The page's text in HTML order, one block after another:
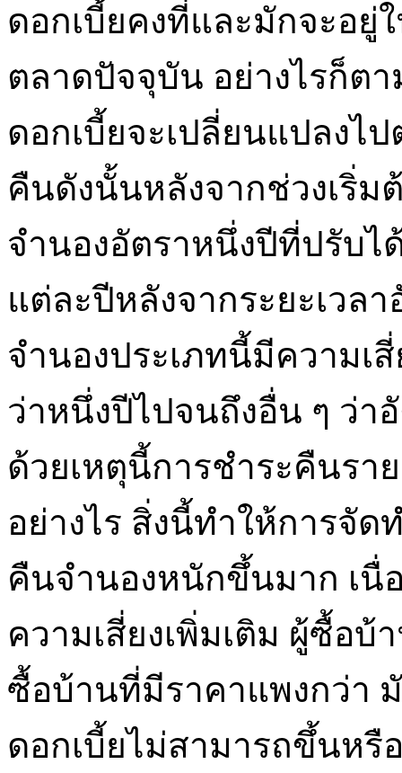
ดอกเบี้ยคงที่และมักจะอยู่
ตลาดปัจจุบัน อย่างไรก็ต
ดอกเบี้ยจะเปลี่ยนแปลงไ
คืนดังนั้นหลังจากช่วงเริ่ม
จำนองอัตราหนึ่งปีที่ปรับไ
แต่ละปีหลังจากระยะเวล
จำนองประเภทนี้มีความเ
ว่าหนึ่งปีไปจนถึงอื่น ๆ ว่า
ด้วยเหตุนี้การชำระคืนรา
อย่างไร สิ่งนี้ทำให้การจั
คืนจำนองหนักขึ้นมาก เนื่
ความเสี่ยงเพิ่มเติม ผู้ซื้อ
ซื้อบ้านที่มีราคาแพงกว่า
ดอกเบี้ยไม่สามารถขึ้นหรื